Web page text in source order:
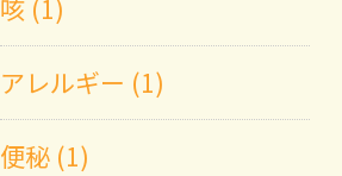
咳 (1)
アレルギー (1)
便秘 (1)